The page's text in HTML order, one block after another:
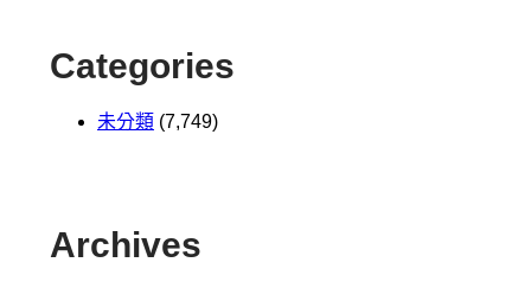
Categories
未分類 (7,749)
Archives